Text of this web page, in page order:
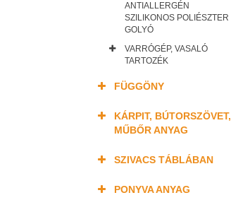
ANTIALLERGÉN
SZILIKONOS POLIÉSZTER
GOLYÓ
VARRÓGÉP, VASALÓ
TARTOZÉK
FÜGGÖNY
KÁRPIT, BÚTORSZÖVET,
MŰBŐR ANYAG
SZIVACS TÁBLÁBAN
PONYVA ANYAG